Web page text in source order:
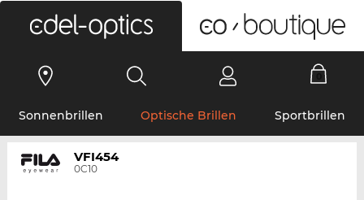
Sonnenbrillen Optische Brillen Sportbrillen
VFI454
0C10